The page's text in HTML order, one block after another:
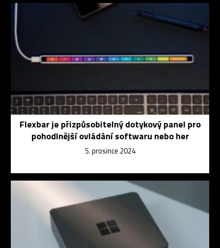
Flexbar je přizpůsobitelný dotykový panel pro
pohodlnější ovládání softwaru nebo her
5. prosince 2024